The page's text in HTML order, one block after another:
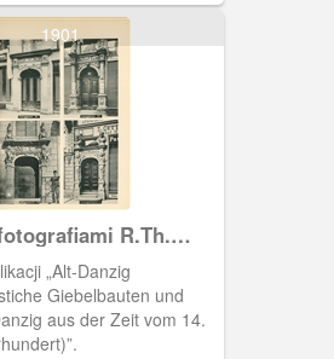
1901
R.Th.
„Alt-Danzig
Giebelbauten und
aus der Zeit vom 14.